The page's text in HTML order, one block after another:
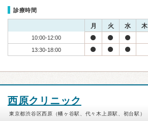
診療時間
月 火 水 木
10:00-12:00
13:30-18:00
西原クリニック
東京都渋谷区西原（幡ヶ谷駅、代々木上原駅、初台駅）